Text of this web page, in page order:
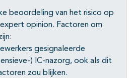
beoordeling van het risico op
opinion. Factoren om
gesignaleerde
) IC-nazorg, ook als dit
zou blijken.